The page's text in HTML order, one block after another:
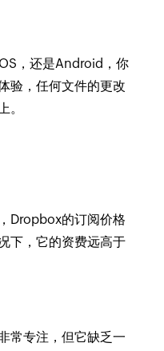
，还是Android，你
验，任何文件的更改
。
Dropbox的订阅价格
下，它的资费远高于
常专注，但它缺乏一